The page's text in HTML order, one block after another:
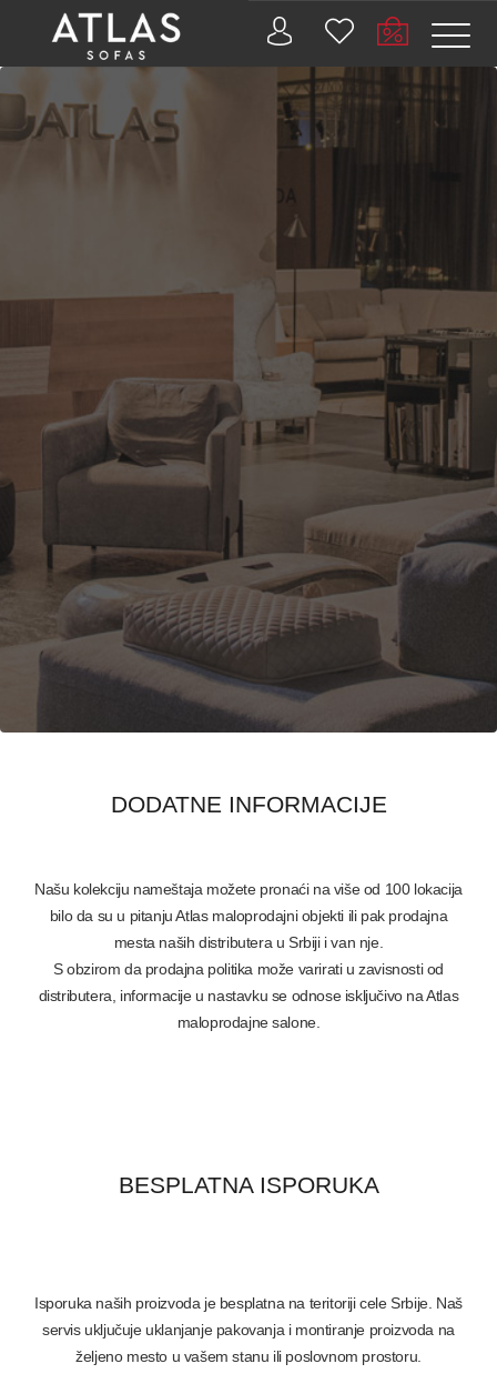
submit
AKTUELNOSTI
BUSINESS
SERVISI
PRETRAŽITE
SASTANAK
ARHITEKTOM
NAS
DODATNE INFORMACIJE
Našu kolekciju nameštaja možete pronaći na više od 100 lokacija
bilo da su u pitanju Atlas maloprodajni objekti ili pak prodajna
mesta naših distributera u Srbiji i van nje.
S obzirom da prodajna politika može varirati u zavisnosti od
distributera, informacije u nastavku se odnose isključivo na Atlas
maloprodajne salone.
BESPLATNA ISPORUKA
Isporuka naših proizvoda je besplatna na teritoriji cele Srbije. Naš
servis uključuje uklanjanje pakovanja i montiranje proizvoda na
željeno mesto u vašem stanu ili poslovnom prostoru.